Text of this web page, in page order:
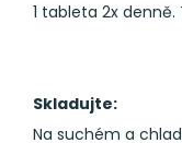
1 tableta 2x
Skladujte:
Na suchém a